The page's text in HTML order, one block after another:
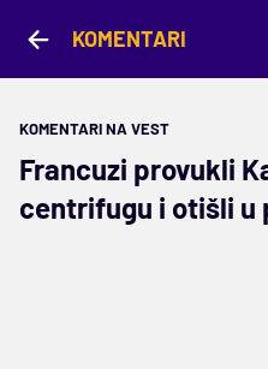
KOMENTARI
KOMENTARI NA VEST
Francuzi provukli
centrifugu i otišli u